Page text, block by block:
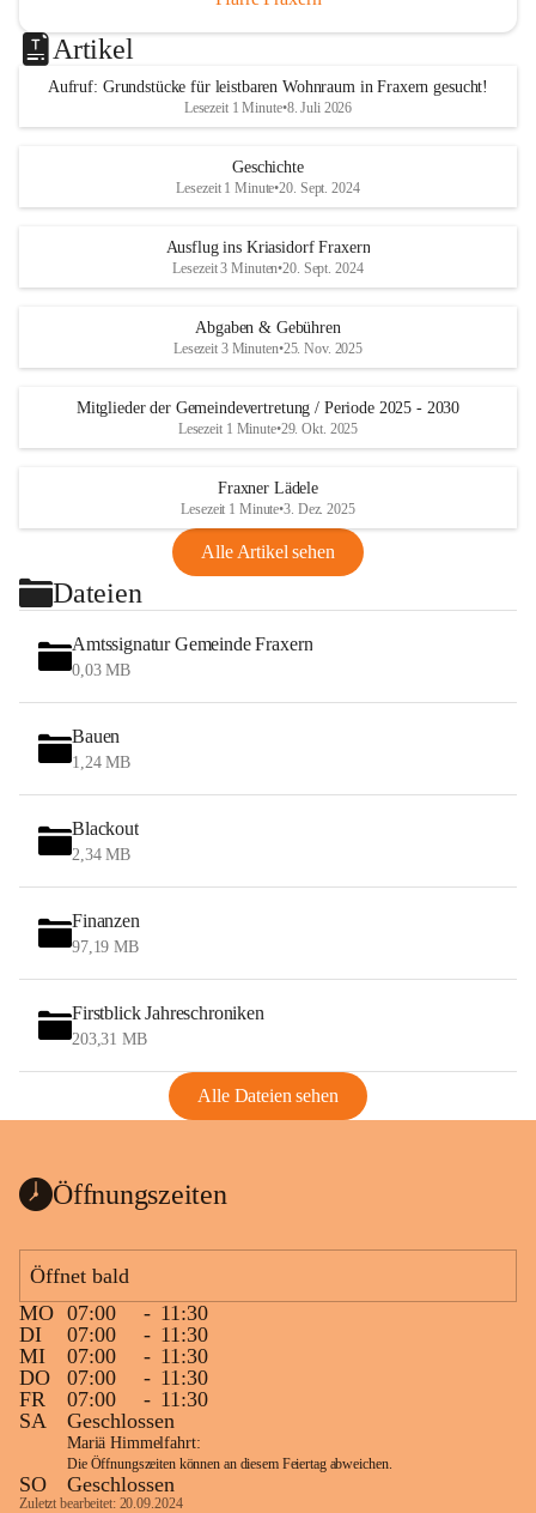
Artikel
Aufruf: Grundstücke für leistbaren Wohnraum in Fraxern gesucht!
Lesezeit 1 Minute•8. Juli 2026
Geschichte
Lesezeit 1 Minute•20. Sept. 2024
Ausflug ins Kriasidorf Fraxern
Lesezeit 3 Minuten•20. Sept. 2024
Abgaben & Gebühren
Lesezeit 3 Minuten•25. Nov. 2025
Mitglieder der Gemeindevertretung / Periode 2025 - 2030
Lesezeit 1 Minute•29. Okt. 2025
Fraxner Lädele
Lesezeit 1 Minute•3. Dez. 2025
Alle Artikel sehen
Dateien
Amtssignatur Gemeinde Fraxern
0,03 MB
Bauen
1,24 MB
Blackout
2,34 MB
Finanzen
97,19 MB
Firstblick Jahreschroniken
203,31 MB
Alle Dateien sehen
Öffnungszeiten
Öffnet bald
MO 07:00 - 11:30
DI
07:00 - 11:30
MI
07:00 - 11:30
DO
07:00 - 11:30
FR
07:00 - 11:30
SA
Geschlossen
Mariä Himmelfahrt:
Die Öffnungszeiten können an diesem Feiertag abweichen.
SO Geschlossen
Zuletzt bearbeitet: 20.09.2024